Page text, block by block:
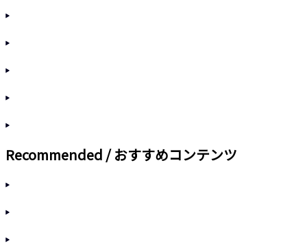
Recommended / おすすめコンテンツ